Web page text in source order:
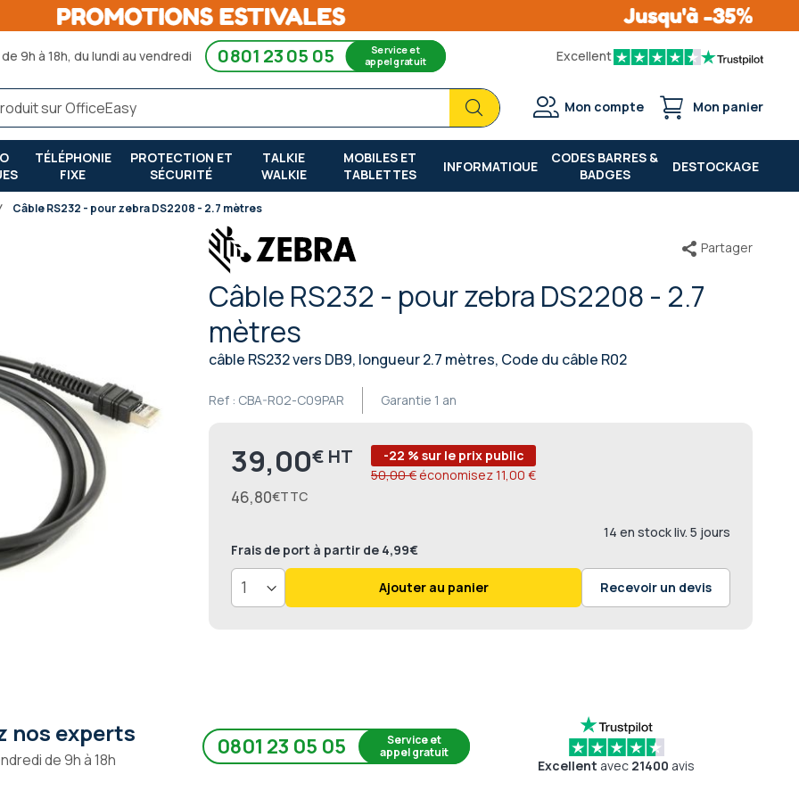
9h à 18h, du lundi au vendredi 0801 23 05 05 Service et
appel gratuit Excellent
Chercher
Chercher
Mon compte Mon panier
TÉLÉPHONIE
FIXE
PROTECTION ET
SÉCURITÉ
TALKIE
WALKIE
MOBILES ET
TABLETTES
INFORMATIQUE
CODES BARRES &
BADGES
DESTOCKAGE
Câble RS232 - pour zebra DS2208 - 2.7 mètres
Câble RS232 - pour zebra DS2208 - 2.7
mètres
câble RS232 vers DB9, longueur 2.7 mètres, Code du câble R02
Garantie 1 an
Ref : CBA-R02-C09PAR
Partager
Prix
39,00€
46,80€
-22 % sur le prix public
50,00 € économisez11,00 €
14 en stock liv. 5 jours
Frais de port à partir de 4,99€
Ajouter au panier Recevoir un devis
nos experts
de 9h à 18h 0801 23 05 05
Service et
appel gratuit
Excellent avec 21400 avis